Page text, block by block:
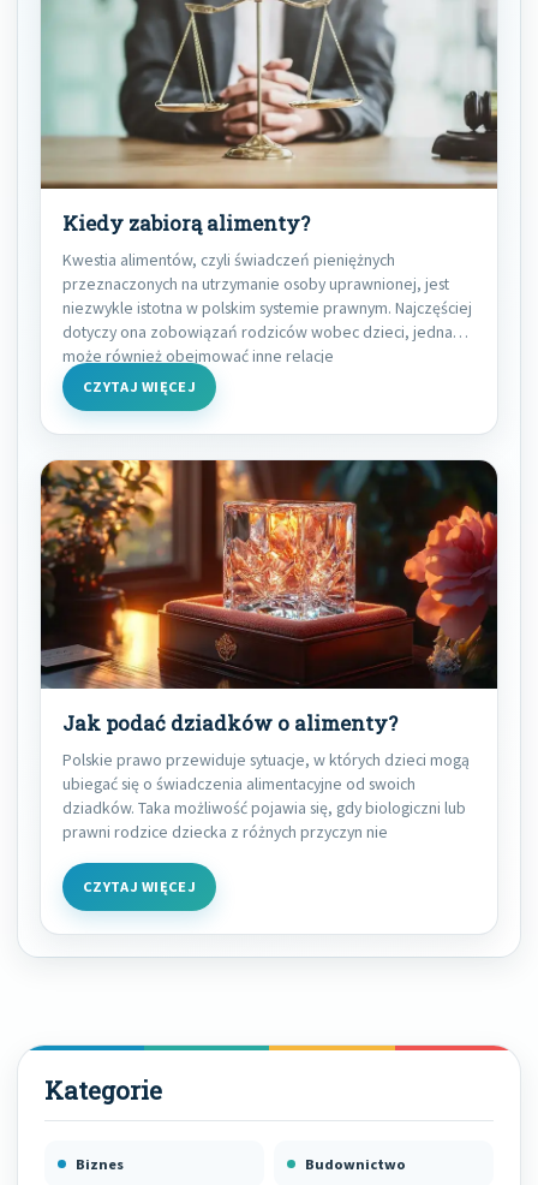
Kiedy zabiorą alimenty?
Kwestia alimentów, czyli świadczeń pieniężnych
przeznaczonych na utrzymanie osoby uprawnionej, jest
niezwykle istotna w polskim systemie prawnym. Najczęściej
dotyczy ona zobowiązań rodziców wobec dzieci, jednak
może również obejmować inne relacje
CZYTAJ WIĘCEJ
Jak podać dziadków o alimenty?
Polskie prawo przewiduje sytuacje, w których dzieci mogą
ubiegać się o świadczenia alimentacyjne od swoich
dziadków. Taka możliwość pojawia się, gdy biologiczni lub
prawni rodzice dziecka z różnych przyczyn nie
CZYTAJ WIĘCEJ
Biznes Budownictwo